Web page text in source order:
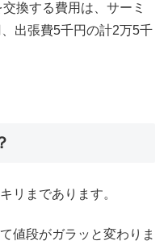
換する費用は、サーミ
出張費5千円の計2万5千
リまであります。
値段がガラッと変わりま